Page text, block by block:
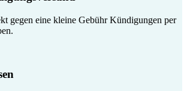
gegen eine kleine Gebühr Kündigungen per